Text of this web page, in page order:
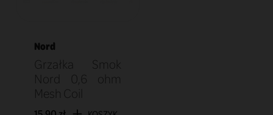
Nord
Grzałka Smok
Nord 0,6 ohm
Mesh Coil